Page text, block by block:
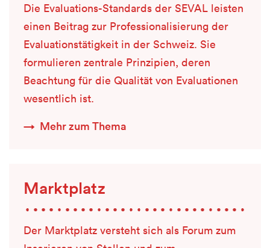
Die Evaluations-Standards der SEVAL leisten
einen Beitrag zur Professionalisierung der
Evaluationstätigkeit in der Schweiz. Sie
formulieren zentrale Prinzipien, deren
Beachtung für die Qualität von Evaluationen
wesentlich ist.
Mehr zum Thema
Marktplatz
Der Marktplatz versteht sich als Forum zum